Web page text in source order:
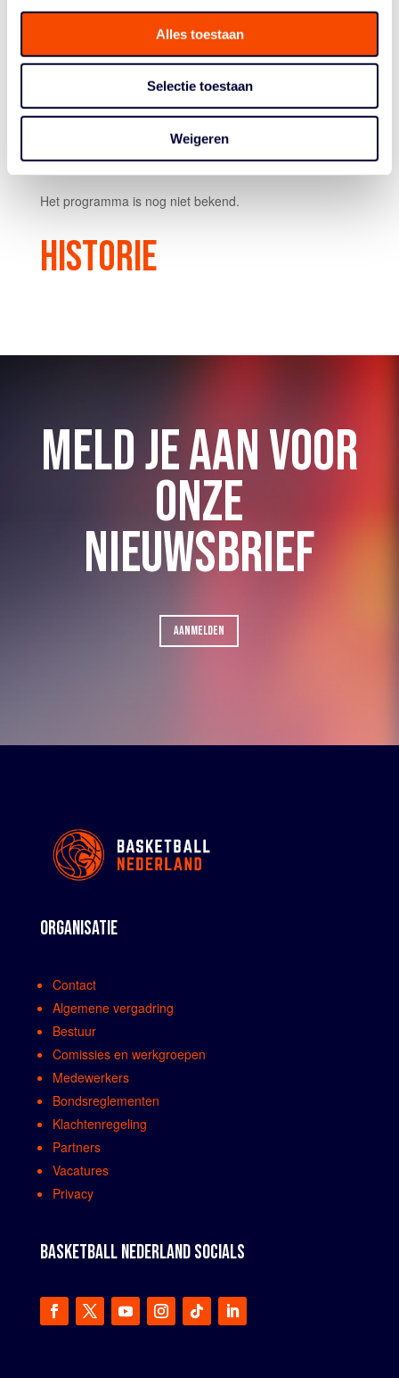
Alles toestaan
Selectie toestaan
Weigeren
Sydnee Bijlsma
Joost Poels
PROGRAMMA
Het programma is nog niet bekend.
HISTORIE
MELD JE AAN VOOR
ONZE
NIEUWSBRIEF
AANMELDEN
ORGANISATIE
Contact
Algemene vergadring
Bestuur
Comissies en werkgroepen
Medewerkers
Bondsreglementen
Klachtenregeling
Partners
Vacatures
Privacy
BASKETBALL NEDERLAND SOCIALS